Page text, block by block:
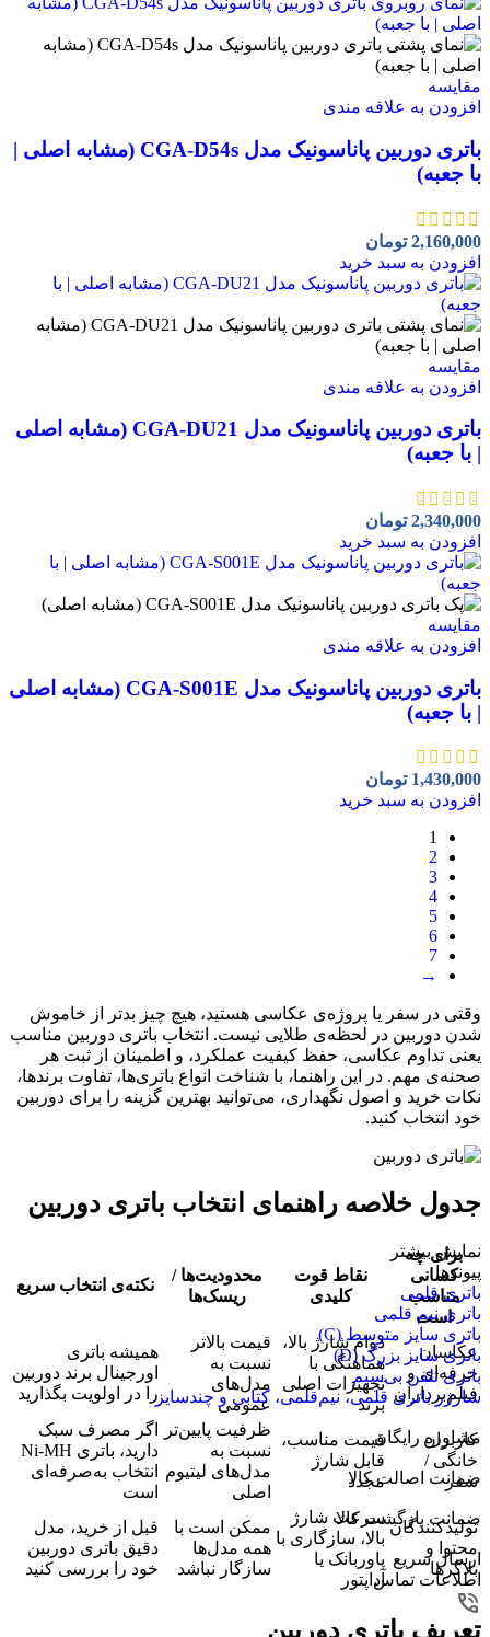
مقايسه
افزودن به علاقه مندی
باتری دوربین پاناسونیک مدل CGA-D54s (مشابه اصلی |
با جعبه)
2,160,000 تومان
افزودن به سبد خرید
مقايسه
افزودن به علاقه مندی
باتری دوربین پاناسونیک مدل CGA-DU21 (مشابه اصلی
| با جعبه)
2,340,000 تومان
افزودن به سبد خرید
مقايسه
افزودن به علاقه مندی
باتری دوربین پاناسونیک مدل CGA-S001E (مشابه اصلی
| با جعبه)
1,430,000 تومان
افزودن به سبد خرید
1
2
3
4
5
6
7
→
وقتی در سفر یا پروژه‌ی عکاسی هستید، هیچ چیز بدتر از خاموش
شدن دوربین در لحظه‌ی طلایی نیست. انتخاب باتری دوربین مناسب
یعنی تداوم عکاسی، حفظ کیفیت عملکرد، و اطمینان از ثبت هر
صحنه‌ی مهم. در این راهنما، با شناخت انواع باتری‌ها، تفاوت برندها،
نکات خرید و اصول نگهداری، می‌توانید بهترین گزینه را برای دوربین
خود انتخاب کنید.
جدول خلاصه راهنمای انتخاب باتری دوربین
برای چه
کسانی
مناسب
است
نقاط قوت
کلیدی
محدودیت‌ها /
ریسک‌ها
نکته‌ی انتخاب سریع
عکاسان
حرفه‌ای و
فیلم‌برداران
دوام شارژ بالا،
هماهنگی با
تجهیزات اصلی
برند
قیمت بالاتر
نسبت به
مدل‌های
عمومی
همیشه باتری
اورجینال برند دوربین
را در اولویت بگذارید
کاربران
خانگی /
سفر
قیمت مناسب،
قابل شارژ
مجدد
ظرفیت پایین‌تر
نسبت به
مدل‌های لیتیوم
اصلی
اگر مصرف سبک
دارید، باتری Ni-MH
انتخاب به‌صرفه‌ای
است
تولیدکنندگان
محتوا و
بلاگرها
سرعت شارژ
بالا، سازگاری با
پاوربانک یا
آداپتور
ممکن است با
همه مدل‌ها
سازگار نباشد
قبل از خرید، مدل
دقیق باتری دوربین
خود را بررسی کنید
تعریف باتری دوربین
نمایش بیشتر
پیوندها
باتری قلمی
باتری نیم قلمی
باتری سایز متوسط (C)
باتری سایز بزرگ (D)
باتری تلفن بی‌سیم
شارژر باتری قلمی، نیم‌قلمی، کتابی و چندسایز
مشاوره رایگان
ضمانت اصالت کالا
ضمانت بازگشت کالا
ارسال سریع
اطلاعات تماس